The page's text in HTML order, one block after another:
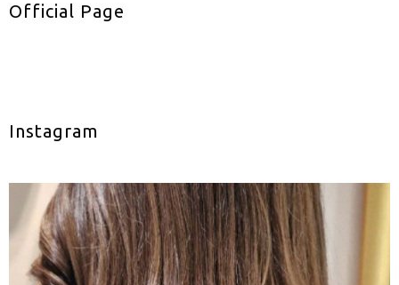
Official Page
Instagram